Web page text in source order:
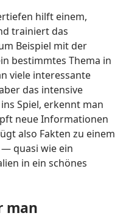
hilft einem,
trainiert das
Beispiel mit der
bestimmtes Thema in
viele interessante
das intensive
Spiel, erkennt man
neue Informationen
also Fakten zu einem
quasi wie ein
in ein schönes
man